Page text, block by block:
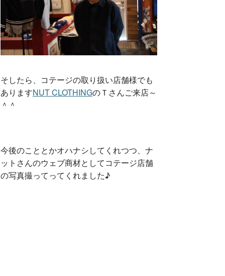
そしたら、コテージの取り扱い店舗様でも
ありますNUT CLOTHINGのＴさんご来店～
＾＾
今後のこととかオハナシしてくれつつ、ナ
ットさんのウェブ商材としてコテージ店舗
の写真撮ってってくれました♪